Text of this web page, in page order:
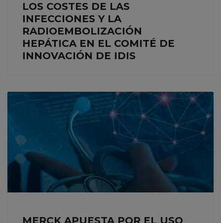
LOS COSTES DE LAS
INFECCIONES Y LA
RADIOEMBOLIZACIÓN
HEPÁTICA EN EL COMITÉ DE
INNOVACIÓN DE IDIS
MERCK APUESTA POR EL USO